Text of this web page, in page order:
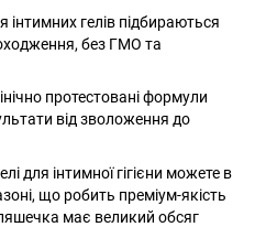
інтимних гелів підбираються
без ГМО та
протестовані формули
від зволоження до
для інтимної гігієни можете в
що робить преміум-якість
має великий обсяг